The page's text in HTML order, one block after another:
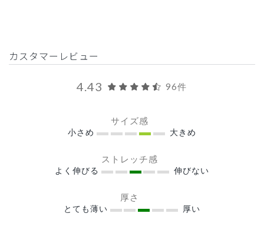
カスタマーレビュー
4.43 96件
サイズ感
小さめ 大きめ
ストレッチ感
よく伸びる 伸びない
厚さ
とても薄い 厚い